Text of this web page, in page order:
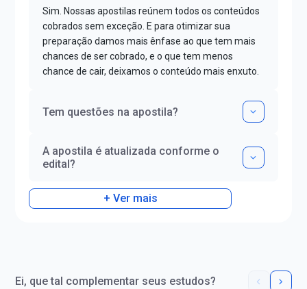
Sim. Nossas apostilas reúnem todos os conteúdos
cobrados sem exceção. E para otimizar sua
preparação damos mais ênfase ao que tem mais
chances de ser cobrado, e o que tem menos
chance de cair, deixamos o conteúdo mais enxuto.
Tem questões na apostila?
A apostila é atualizada conforme o
edital?
+ Ver mais
Ei, que tal complementar seus estudos?